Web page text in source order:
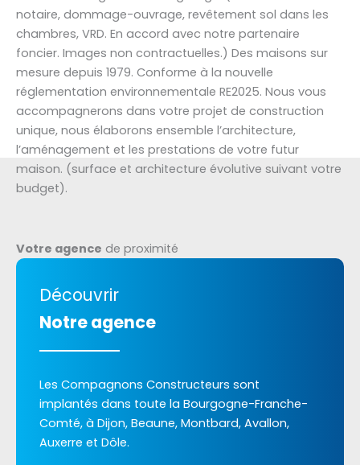
notaire, dommage-ouvrage, revêtement sol dans les
chambres, VRD. En accord avec notre partenaire
foncier. Images non contractuelles.) Des maisons sur
mesure depuis 1979. Conforme à la nouvelle
réglementation environnementale RE2025. Nous vous
accompagnerons dans votre projet de construction
unique, nous élaborons ensemble l’architecture,
l’aménagement et les prestations de votre futur
maison. (surface et architecture évolutive suivant votre
budget).
Votre agence de proximité
Découvrir
Notre agence
Les Compagnons Constructeurs sont
implantés dans toute la Bourgogne-Franche-
Comté, à Dijon, Beaune, Montbard, Avallon,
Auxerre et Dôle.